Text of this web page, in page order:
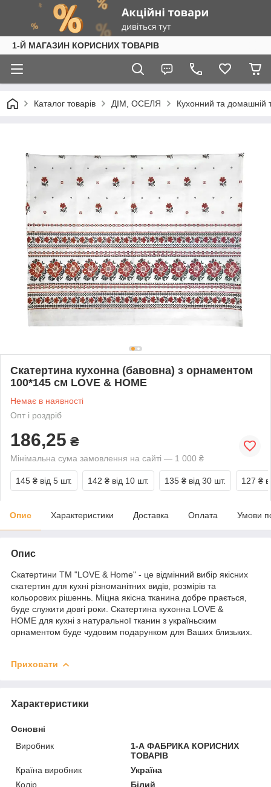
1-Й МАГАЗИН КОРИСНИХ ТОВАРІВ
Каталог товарів ДІМ, ОСЕЛЯ Кухонний та домашній
Скатертина кухонна (бавовна) з орнаментом
100*145 см LOVE & HOME
Немає в наявності
Опт і роздріб
186,25 ₴
Мінімальна сума замовлення на сайті — 1 000 ₴
145 ₴ від 5 шт. 142 ₴ від 10 шт. 135 ₴ від 30 шт. 127 ₴
Опис Характеристики Доставка Оплата Умови
Опис
Скатертини ТМ "LOVE & Home" - це відмінний вибір якісних
скатертин для кухні різноманітних видів, розмірів та
кольорових рішеннь. Міцна якісна тканина добре прається,
буде служити довгі роки. Скатертина кухонна LOVE &
HOME для кухні з натуральної тканин з україньским
орнаментом буде чудовим подарунком для Ваших близьких.
Приховати
Характеристики
Основні
Виробник
1-А ФАБРИКА КОРИСНИХ
ТОВАРІВ
Країна виробник
Україна
Колір
Білий